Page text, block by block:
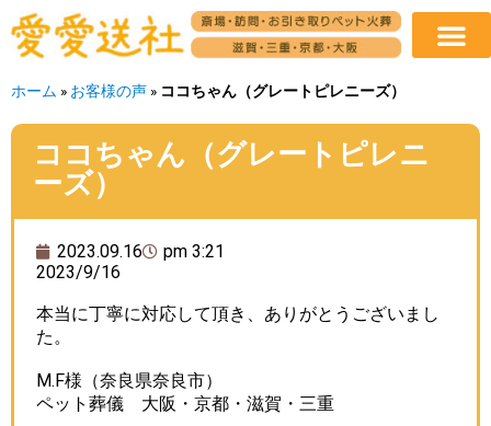
ホーム » お客様の声 » ココちゃん（グレートピレニーズ）
ココちゃん（グレートピレニ
ーズ）
2023.09.16
pm 3:21
2023/9/16
本当に丁寧に対応して頂き、ありがとうございまし
た。
M.F様（奈良県奈良市）
ペット葬儀 大阪・京都・滋賀・三重